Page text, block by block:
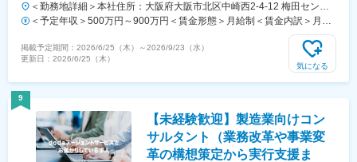
＜勤務地詳細＞本社住所：大阪府大阪市北区中崎西2-4-12 梅田センタ
ービル勤務地最寄駅：地下鉄御堂筋線／梅田駅受動喫煙対策：屋内全面
＜予定年収＞500万円～900万円＜賃金形態＞月給制＜賃金内訳＞月額
（基本給）：294,000円～500,000円＜月給＞294,000円～500,000円＜
昇給有無＞有＜残業手当＞有＜給与補足＞※経験・能力等を考慮の上、
当社規定に基づき決定させていただきます。■賞与：年2回■給与改定：
掲載予定期間： 2026/6/25（木） ～2026/9/23（水）
更新日： 2026/6/25（木）
気になる
9
【未経験歓迎】製造業向けコン
サルタント（業務改革や事業変
革の構想策定から実行支援ま